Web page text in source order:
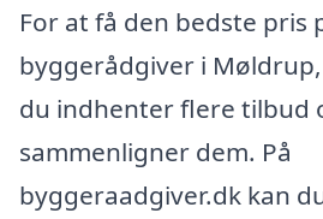
For at få den bedste pris
byggerådgiver i
du indhenter flere tilbud
sammenligner dem. På
byggeraadgiver.dk kan